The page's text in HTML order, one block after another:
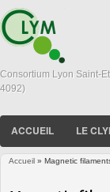
Consortium Lyon Saint-
4092)
ACCUEIL LE
Accueil » Magnetic